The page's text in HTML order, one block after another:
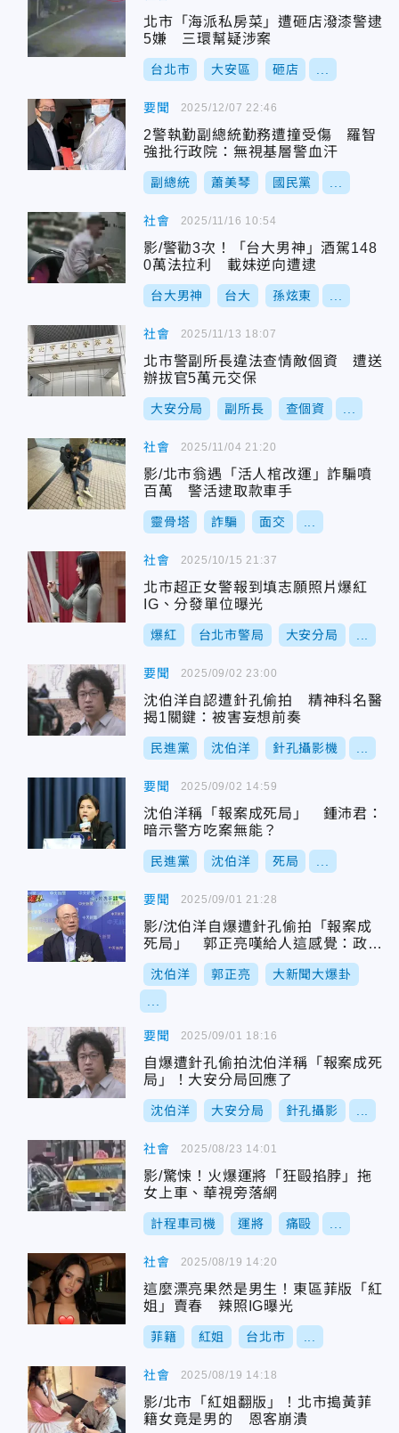
北市「海派私房菜」遭砸店潑漆警逮
5嫌 三環幫疑涉案
台北市 大安區 砸店
要聞
2警執勤副總統勤務遭撞受傷 羅智
強批行政院：無視基層警血汗
副總統 蕭美琴 國民黨
2025/12/07 22:46
社會
影/警勸3次！「台大男神」酒駕148
0萬法拉利 載妹逆向遭逮
台大男神 台大 孫炫東
2025/11/16 10:54
社會
北市警副所長違法查情敵個資 遭送
辦拔官5萬元交保
大安分局 副所長 查個資
2025/11/13 18:07
社會
影/北市翁遇「活人棺改運」詐騙噴
百萬 警活逮取款車手
靈骨塔 詐騙 面交
2025/11/04 21:20
社會
北市超正女警報到填志願照片爆紅
IG、分發單位曝光
爆紅 台北市警局 大安分局
2025/10/15 21:37
要聞
沈伯洋自認遭針孔偷拍 精神科名醫
揭1關鍵：被害妄想前奏
民進黨 沈伯洋 針孔攝影機
2025/09/02 23:00
要聞
沈伯洋稱「報案成死局」 鍾沛君：
暗示警方吃案無能？
民進黨 沈伯洋 死局
2025/09/02 14:59
要聞
影/沈伯洋自爆遭針孔偷拍「報案成
死局」 郭正亮嘆給人這感覺：政權
恐失分
沈伯洋 郭正亮 大新聞大爆卦
2025/09/01 21:28
要聞
自爆遭針孔偷拍沈伯洋稱「報案成死
局」！大安分局回應了
沈伯洋 大安分局 針孔攝影
2025/09/01 18:16
社會
影/驚悚！火爆運將「狂毆掐脖」拖
女上車、華視旁落網
計程車司機 運將 痛毆
2025/08/23 14:01
社會
這麼漂亮果然是男生！東區菲版「紅
姐」賣春 辣照IG曝光
菲籍 紅姐 台北市
2025/08/19 14:20
社會
影/北市「紅姐翻版」！北市搗黃菲
籍女竟是男的 恩客崩潰
2025/08/19 14:18